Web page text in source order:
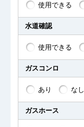
使用できる
水道確認
使用できる
ガスコンロ
あり なし
ガスホース